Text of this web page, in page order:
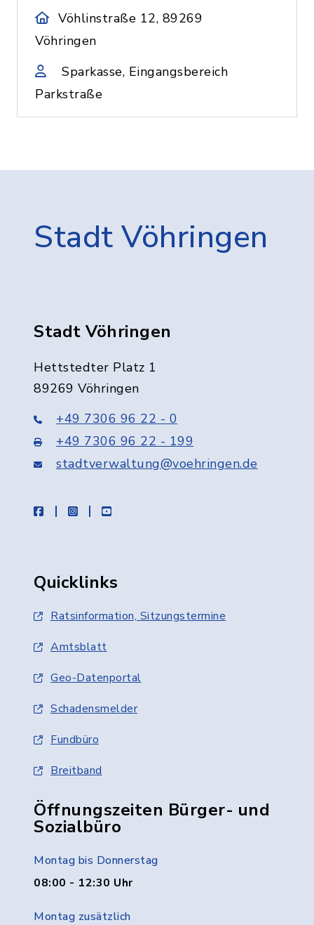
Vöhlinstraße 12, 89269
Vöhringen
Sparkasse, Eingangsbereich
Parkstraße
Stadt Vöhringen
Stadt Vöhringen
Hettstedter Platz 1
89269 Vöhringen
+49 7306 96 22 - 0
+49 7306 96 22 - 199
stadtverwaltung@voehringen.de
facebookinstagramyoutube
Quicklinks
Ratsinformation, Sitzungstermine
Amtsblatt
Geo-Datenportal
Schadensmelder
Fundbüro
Breitband
Öffnungszeiten Bürger- und
Sozialbüro
Montag bis Donnerstag
08:00 - 12:30 Uhr
Montag zusätzlich